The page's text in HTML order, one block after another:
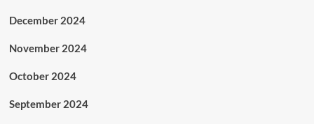
December 2024
November 2024
October 2024
September 2024